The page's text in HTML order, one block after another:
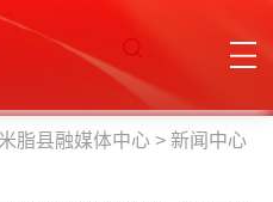
脂县融媒体中心 > 新闻中心